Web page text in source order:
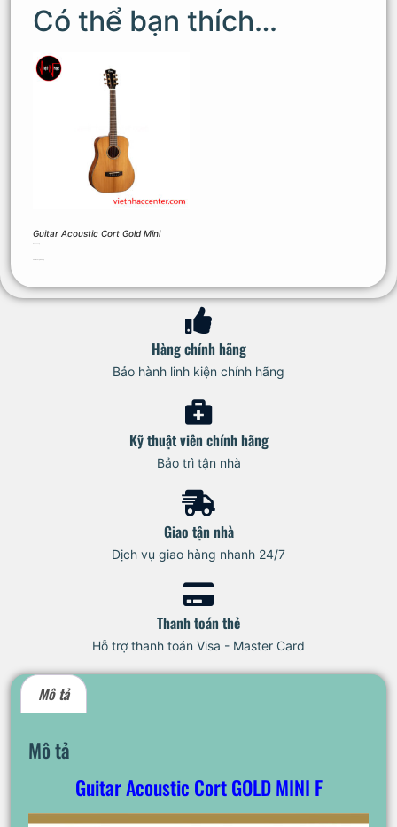
Có thể bạn thích…
Guitar Acoustic Cort Gold Mini
Hàng chính hãng
Bảo hành linh kiện chính hãng
Kỹ thuật viên chính hãng
Bảo trì tận nhà
Giao tận nhà
Dịch vụ giao hàng nhanh 24/7
Thanh toán thẻ
Hỗ trợ thanh toán Visa - Master Card
Mô tả
Mô tả
Guitar Acoustic Cort GOLD MINI F